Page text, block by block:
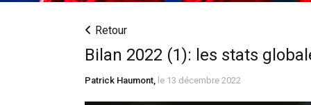
Retour
Bilan 2022 (1): les stats
Patrick Haumont, le 13 décembre 2022